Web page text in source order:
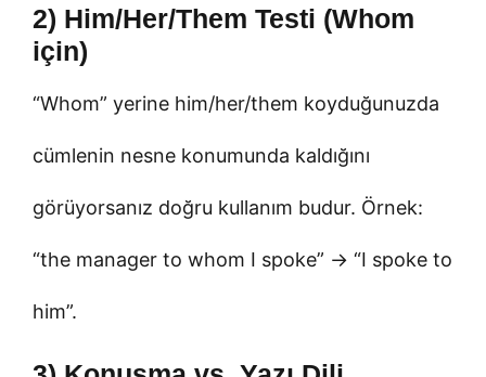
2) Him/Her/Them Testi (Whom
için)
“Whom” yerine him/her/them koyduğunuzda
cümlenin nesne konumunda kaldığını
görüyorsanız doğru kullanım budur. Örnek:
“the manager to whom I spoke” → “I spoke to
him”.